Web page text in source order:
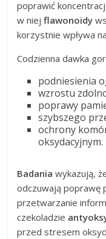
poprawić
w niejflawonoidy
korzystnie wpływa
Codzienna dawka
podniesienia
wzrostu
poprawy
szybszego
ochrony
oksydacyjnym.
Badania wykazują,
odczuwają poprawę
przetwarzanie
czekoladzie
przed stresem